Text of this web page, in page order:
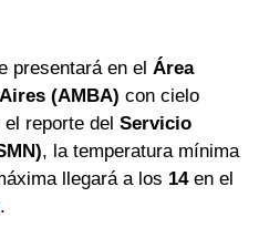
presentará en el Área
(AMBA) con cielo
reporte del Servicio
, la temperatura mínima
llegará a los 14en el
.